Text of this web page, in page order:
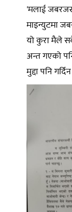
'मलाई
माइन्युटमा
यो कुरा मैले
अन्त गएको
मुद्दा पनि